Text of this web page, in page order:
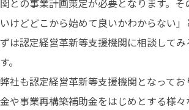
いけどどこから始めて良いかわからない
ずは認定経営革新等支援機関に相談して
す。
弊社も認定経営革新等支援機関となって
金や事業再構築補助金をはじめとする様